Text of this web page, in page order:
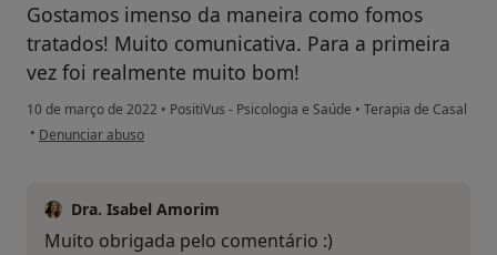
Gostamos imenso da maneira como fomos
tratados! Muito comunicativa. Para a primeira
vez foi realmente muito bom!
10 de março de 2022 • PositiVus - Psicologia e Saúde • Terapia de Casal
• na opinião do utilizador Marcos Almeida
Denunciar abuso
Dra. Isabel Amorim
Muito obrigada pelo comentário :)